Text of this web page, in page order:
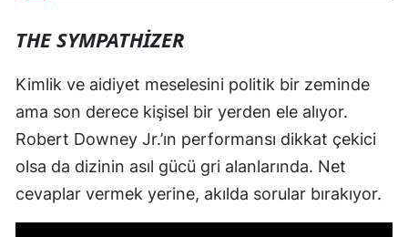
THE SYMPATHIZER
Kimlik ve aidiyet meselesini politik bir zeminde
ama son derece kişisel bir yerden ele alıyor.
Robert Downey Jr.’ın performansı dikkat çekici
olsa da dizinin asıl gücü gri alanlarında. Net
cevaplar vermek yerine, akılda sorular bırakıyor.